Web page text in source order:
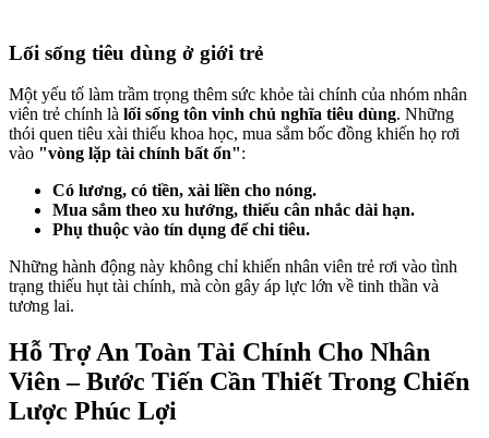
Lối sống tiêu dùng ở giới trẻ
Một yếu tố làm trầm trọng thêm sức khỏe tài chính của nhóm nhân
viên trẻ chính là lối sống tôn vinh chủ nghĩa tiêu dùng. Những
thói quen tiêu xài thiếu khoa học, mua sắm bốc đồng khiến họ rơi
vào "vòng lặp tài chính bất ổn":
Có lương, có tiền, xài liền cho nóng.
Mua sắm theo xu hướng, thiếu cân nhắc dài hạn.
Phụ thuộc vào tín dụng để chi tiêu.
Những hành động này không chỉ khiến nhân viên trẻ rơi vào tình
trạng thiếu hụt tài chính, mà còn gây áp lực lớn về tinh thần và
tương lai.
Hỗ Trợ An Toàn Tài Chính Cho Nhân
Viên – Bước Tiến Cần Thiết Trong Chiến
Lược Phúc Lợi